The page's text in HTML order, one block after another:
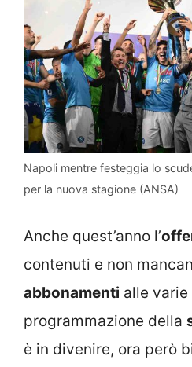
Napoli mentre festeggia lo
per la nuova stagione (ANSA)
Anche quest’anno l’
contenuti e non
abbonamenti alle varie
programmazione della
è in divenire, ora però